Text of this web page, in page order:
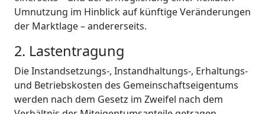
Umnutzung im Hinblick auf künftige Veränderungen
der Marktlage – andererseits.
2. Lastentragung
Die Instandsetzungs-, Instandhaltungs-, Erhaltungs-
und Betriebskosten des Gemeinschaftseigentums
werden nach dem Gesetz im Zweifel nach dem